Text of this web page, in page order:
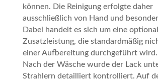
können. Die Reinigung erfolgte daher
ausschließlich von Hand und
Dabei handelt es sich um eine
Zusatzleistung, die standardmäßig
einer Aufbereitung durchgeführt wird.
Nach der Wäsche wurde der Lack
Strahlern detailliert kontrolliert. Auf